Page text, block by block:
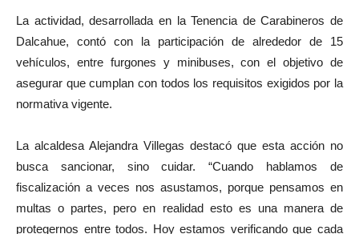
La actividad, desarrollada en la Tenencia de Carabineros de
Dalcahue, contó con la participación de alrededor de 15
vehículos, entre furgones y minibuses, con el objetivo de
asegurar que cumplan con todos los requisitos exigidos por la
normativa vigente.
La alcaldesa Alejandra Villegas destacó que esta acción no
busca sancionar, sino cuidar. “Cuando hablamos de
fiscalización a veces nos asustamos, porque pensamos en
multas o partes, pero en realidad esto es una manera de
protegernos entre todos. Hoy estamos verificando que cada